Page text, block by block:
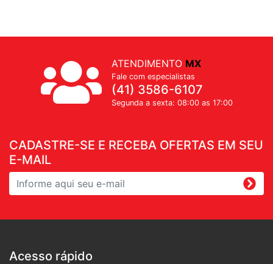
CADASTRE-SE E RECEBA OFERTAS EM SEU
E-MAIL
ATENDIMENTO MX
Fale com especialistas
(41) 3586-6107
Segunda a sexta: 08:00 as 17:00
Acesso rápido